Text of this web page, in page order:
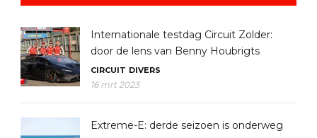
Internationale testdag Circuit Zolder:
door de lens van Benny Houbrigts
CIRCUIT DIVERS
16 mrt 2023
Extreme-E: derde seizoen is onderweg